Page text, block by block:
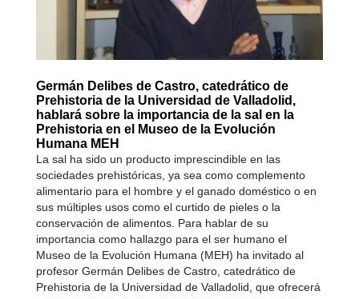
Germán Delibes de Castro, catedrático de
Prehistoria de la Universidad de Valladolid,
hablará sobre la importancia de la sal en la
Prehistoria en el Museo de la Evolución
Humana MEH
La sal ha sido un producto imprescindible en las
sociedades prehistóricas, ya sea como complemento
alimentario para el hombre y el ganado doméstico o en
sus múltiples usos como el curtido de pieles o la
conservación de alimentos. Para hablar de su
importancia como hallazgo para el ser humano el
Museo de la Evolución Humana (MEH) ha invitado al
profesor Germán Delibes de Castro, catedrático de
Prehistoria de la Universidad de Valladolid, que ofrecerá